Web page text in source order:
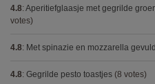
4.8: Aperitiefglaasje met gegrilde
votes)
4.8: Met spinazie en mozzarella
4.8: Gegrilde pesto toastjes (8 votes)